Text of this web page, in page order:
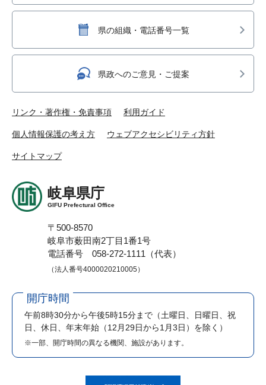
県の組織・電話番号一覧
県政へのご意見・ご提案
リンク・著作権・免責事項 利用ガイド
個人情報保護の考え方 ウェブアクセシビリティ方針
サイトマップ
岐阜県庁
GIFU Prefectural Office
〒500-8570
岐阜市薮田南2丁目1番1号
電話番号 058-272-1111（代表）
（法人番号4000020210005）
開庁時間
午前8時30分から午後5時15分まで （土曜日、日曜日、祝
日、休日、年末年始（12月29日から1月3日）を除く）
※一部、開庁時間の異なる機関、施設があります。